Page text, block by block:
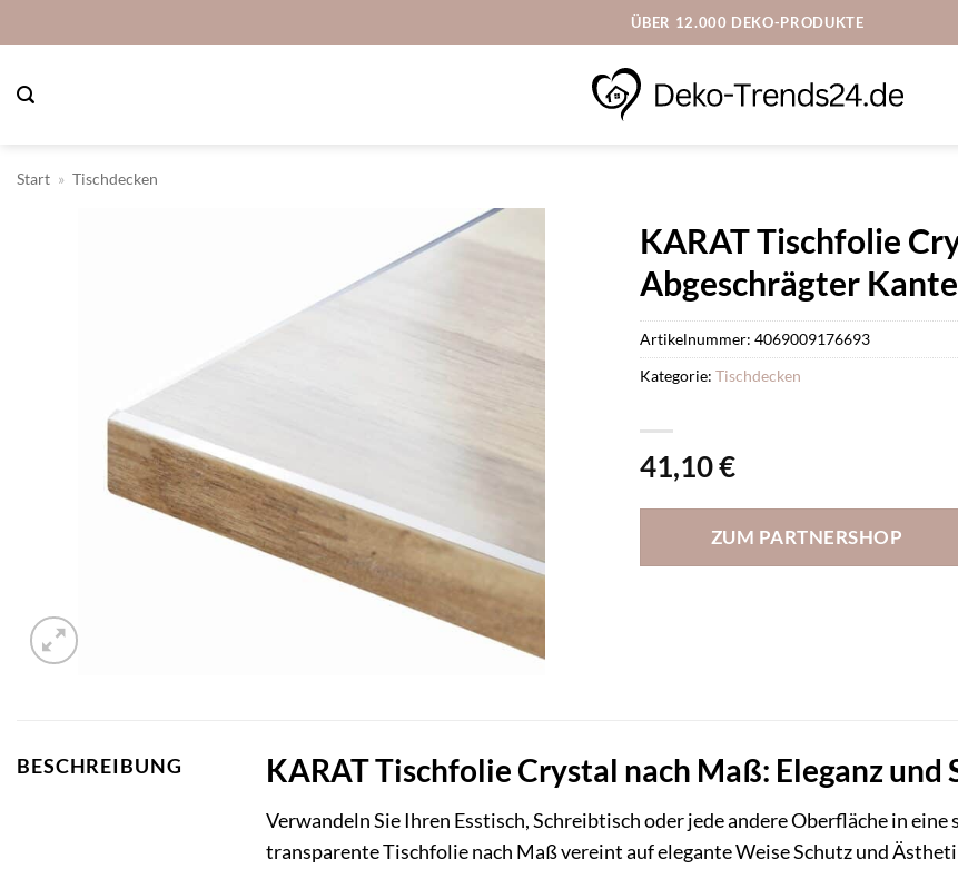
Inhalt
ÜBER 12.000 DEKO-PRODUKTE
Start » Tischdecken
KARAT Tischfolie
Abgeschrägter
41,10€
ZUM PARTNERSHOP
Artikelnummer: 4069009176693
Kategorie: Tischdecken
BESCHREIBUNG KARAT Tischfolie Crystal nach Maß: Eleganz und
Verwandeln Sie Ihren Esstisch, Schreibtisch oder jede andere Oberfläche in
transparente Tischfolie nach Maß vereint auf elegante Weise Schutz und